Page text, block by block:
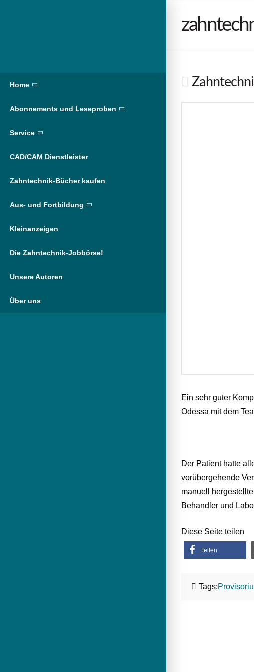
Home
Abonnements und Leseproben
Service
CAD/CAM Dienstleister
Zahntechnik-Bücher kaufen
Aus- und Fortbildung
Kleinanzeigen
Die Zahntechnik-Jobbörse!
Unsere Autoren
Über uns
Ein sehr guter
Odessa mit dem
Der Patient hatte
vorübergehende
manuell
Behandler und
Diese Seite teilen
teilen
Tags: